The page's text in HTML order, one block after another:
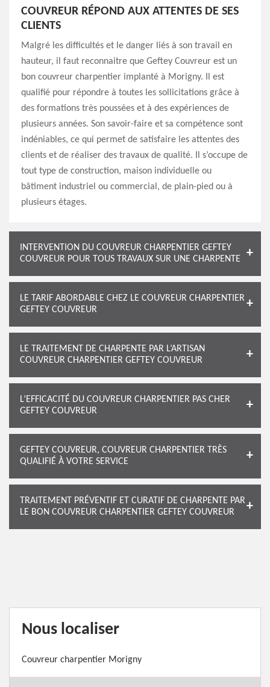
COUVREUR RÉPOND AUX ATTENTES DE SES
CLIENTS
Malgré les difficultés et le danger liés à son travail en
hauteur, il faut reconnaitre que Geftey Couvreur est un
bon couvreur charpentier implanté à Morigny. Il est
qualifié pour répondre à toutes les sollicitations grâce à
des formations très poussées et à des expériences de
plusieurs années. Son savoir-faire et sa compétence sont
indéniables, ce qui permet de satisfaire les attentes des
clients et de réaliser des travaux de qualité. Il s’occupe de
tout type de construction, maison individuelle ou
bâtiment industriel ou commercial, de plain-pied ou à
plusieurs étages.
INTERVENTION DU COUVREUR CHARPENTIER GEFTEY
COUVREUR POUR TOUS TRAVAUX SUR UNE CHARPENTE
LE TARIF ABORDABLE CHEZ LE COUVREUR CHARPENTIER
GEFTEY COUVREUR
LE TRAITEMENT DE CHARPENTE PAR L’ARTISAN
COUVREUR CHARPENTIER GEFTEY COUVREUR
L’EFFICACITÉ DU COUVREUR CHARPENTIER PAS CHER
GEFTEY COUVREUR
GEFTEY COUVREUR, COUVREUR CHARPENTIER TRÈS
QUALIFIÉ À VOTRE SERVICE
TRAITEMENT PRÉVENTIF ET CURATIF DE CHARPENTE PAR
LE BON COUVREUR CHARPENTIER GEFTEY COUVREUR
Nous localiser
Couvreur charpentier Morigny